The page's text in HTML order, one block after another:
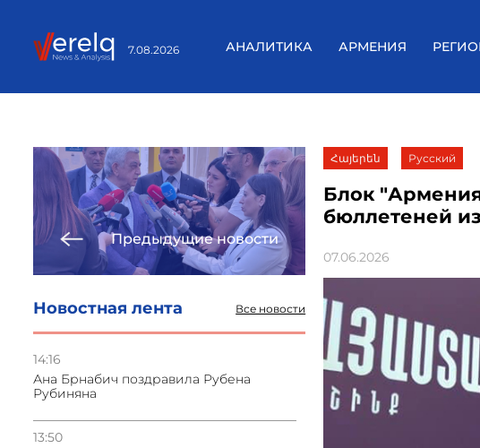
7.08.2026 АНАЛИТИКА АРМЕНИЯ
Предыдущие новости
Новостная лента Все новости
14:16
Ана Брнабич поздравила Рубена
Рубиняна
13:50
Հայերեն Русский
Блок
бюллетеней
07.06.2026